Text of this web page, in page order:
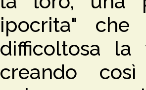
ipocrita"
difficoltosa la
creando